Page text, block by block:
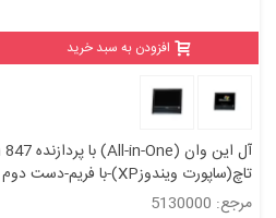
افزودن به سبد خرید
تاچ(ساپورت ویندوزXP)-با فریم-دست دوم
مرجع: 5130000